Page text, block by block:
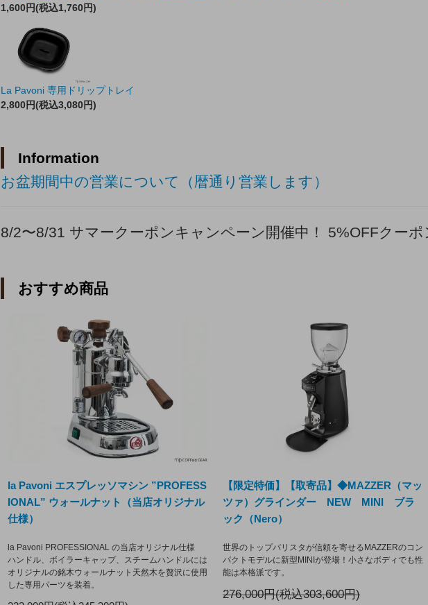
1,600円(税込1,760円)
La Pavoni 専用ドリップトレイ
2,800円(税込3,080円)
Information
お盆期間中の営業について（暦通り営業します）
8/2〜8/31 サマークーポンキャンペーン開催中！ 5%OFFクーポ
おすすめ商品
la Pavoni エスプレッソマシン ”PROFESS
IONAL” ウォールナット（当店オリジナル
仕様）
la Pavoni PROFESSIONAL の当店オリジナル仕様
ハンドル、ボイラーキャップ、スチームハンドルには
オリジナルの銘木ウォールナット天然木を贅沢に使用
した専用パーツを装着。
【限定特価】【取寄品】◆MAZZER（マッ
ツァ）グラインダー NEW MINI ブラ
ック（Nero）
世界のトップバリスタが信頼を寄せるMAZZERのコン
パクトモデルに新型MINIが登場！小さなボディでも性
能は本格派です。
276,000円(税込303,600円)